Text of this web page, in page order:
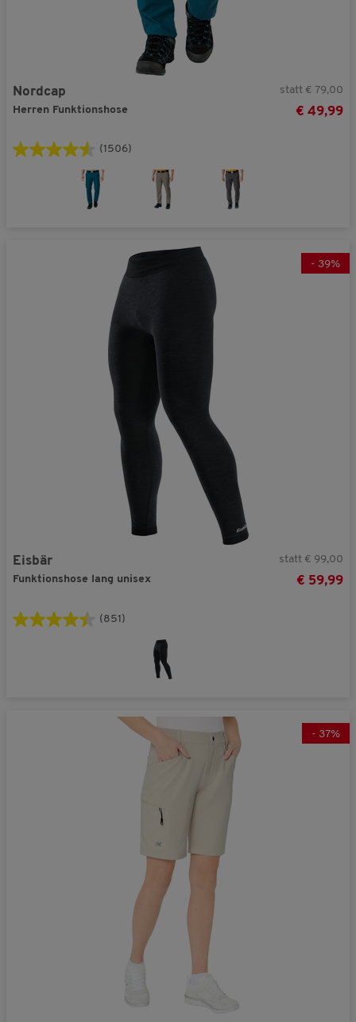
Nordcap
Herren Funktionshose
statt € 79,00
€ 49,99
(1506)
- 39%
Eisbär
Funktionshose lang unisex
statt € 99,00
€ 59,99
(851)
- 37%